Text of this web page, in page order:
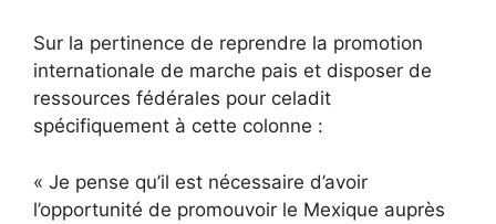
Sur la pertinence de reprendre la promotion
internationale de marche pais et disposer de
ressources fédérales pour celadit
spécifiquement à cette colonne :
« Je pense qu’il est nécessaire d’avoir
l’opportunité de promouvoir le Mexique auprès